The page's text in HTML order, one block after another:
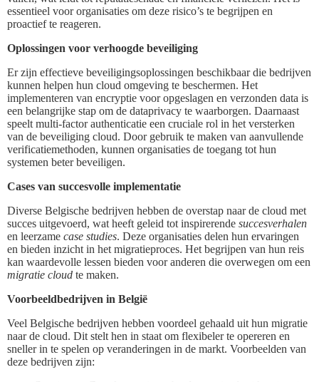
essentieel voor organisaties om deze risico’s te begrijpen en
proactief te reageren.
Oplossingen voor verhoogde beveiliging
Er zijn effectieve beveiligingsoplossingen beschikbaar die bedrijven
kunnen helpen hun cloud omgeving te beschermen. Het
implementeren van encryptie voor opgeslagen en verzonden data is
een belangrijke stap om de dataprivacy te waarborgen. Daarnaast
speelt multi-factor authenticatie een cruciale rol in het versterken
van de beveiliging cloud. Door gebruik te maken van aanvullende
verificatiemethoden, kunnen organisaties de toegang tot hun
systemen beter beveiligen.
Cases van succesvolle implementatie
Diverse Belgische bedrijven hebben de overstap naar de cloud met
succes uitgevoerd, wat heeft geleid tot inspirerende succesverhalen
en leerzame case studies. Deze organisaties delen hun ervaringen
en bieden inzicht in het migratieproces. Het begrijpen van hun reis
kan waardevolle lessen bieden voor anderen die overwegen om een
migratie cloud te maken.
Voorbeeldbedrijven in België
Veel Belgische bedrijven hebben voordeel gehaald uit hun migratie
naar de cloud. Dit stelt hen in staat om flexibeler te opereren en
sneller in te spelen op veranderingen in de markt. Voorbeelden van
deze bedrijven zijn: